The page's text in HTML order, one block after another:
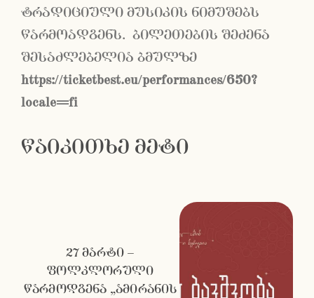
ტრადიციული მუსიკის ნიმუშებს
წარმოადგენს. ბილეთების შეძენა
შესაძლებელია ბმულზე
https://ticketbest.eu/performances/650?
locale=fi
წაიკითხე მეტი
27 მარტი –
ფოლკლორული
წარმოდგენა „ამირანის